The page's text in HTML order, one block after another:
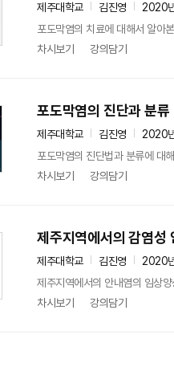
제주대학교 김진영
2020
포도막염의 치료에 대해서 알아
차시보기
강의담기
포도막염의 진단과 분류
제주대학교 김진영
2020
포도막염의 진단법과 분류에 대
차시보기
강의담기
제주지역에서의 감염성
제주대학교 김진영
2020
제주지역에서의 안내염의 임상
차시보기
강의담기